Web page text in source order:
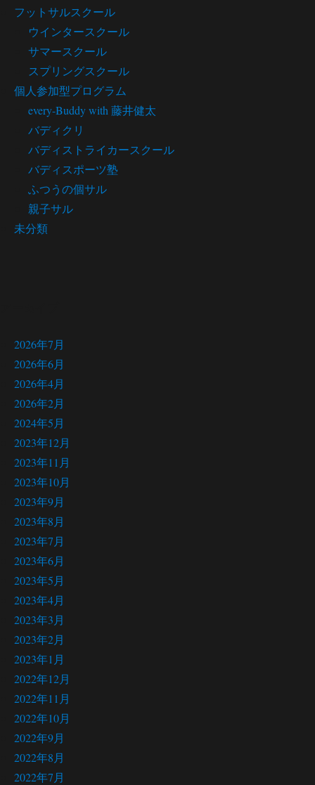
フットサルスクール
ウインタースクール
サマースクール
スプリングスクール
個人参加型プログラム
every-Buddy with 藤井健太
バディクリ
バディストライカースクール
バディスポーツ塾
ふつうの個サル
親子サル
未分類
2026年7月
2026年6月
2026年4月
2026年2月
2024年5月
2023年12月
2023年11月
2023年10月
2023年9月
2023年8月
2023年7月
2023年6月
2023年5月
2023年4月
2023年3月
2023年2月
2023年1月
2022年12月
2022年11月
2022年10月
2022年9月
2022年8月
2022年7月